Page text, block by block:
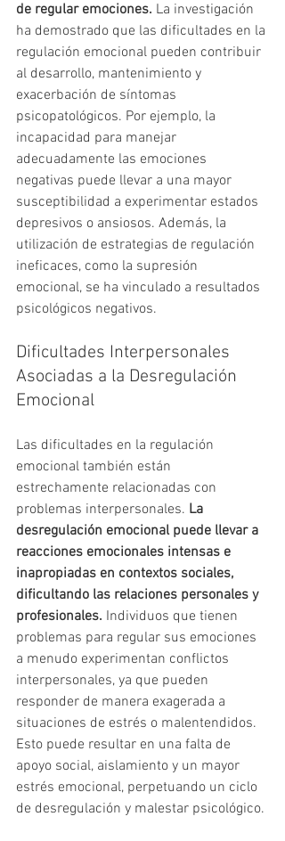
de regular emociones. La investigación
ha demostrado que las dificultades en la
regulación emocional pueden contribuir
al desarrollo, mantenimiento y
exacerbación de síntomas
psicopatológicos. Por ejemplo, la
incapacidad para manejar
adecuadamente las emociones
negativas puede llevar a una mayor
susceptibilidad a experimentar estados
depresivos o ansiosos. Además, la
utilización de estrategias de regulación
ineficaces, como la supresión
emocional, se ha vinculado a resultados
psicológicos negativos.
Dificultades Interpersonales
Asociadas a la Desregulación
Emocional
Las dificultades en la regulación
emocional también están
estrechamente relacionadas con
problemas interpersonales. La
desregulación emocional puede llevar a
reacciones emocionales intensas e
inapropiadas en contextos sociales,
dificultando las relaciones personales y
profesionales. Individuos que tienen
problemas para regular sus emociones
a menudo experimentan conflictos
interpersonales, ya que pueden
responder de manera exagerada a
situaciones de estrés o malentendidos.
Esto puede resultar en una falta de
apoyo social, aislamiento y un mayor
estrés emocional, perpetuando un ciclo
de desregulación y malestar psicológico.